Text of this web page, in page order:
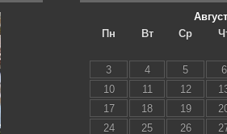
Пн
Вт Ср
3
4 5 6
10
11 12
17
18 19
24
25 26